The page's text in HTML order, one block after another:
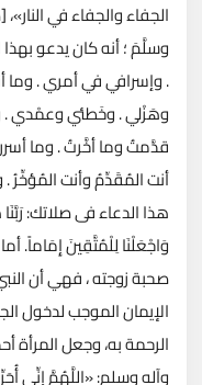
الجفاء والجفاء في
وسلَّمَ ؛ أنه كان يدعو
. وإسرافي في أمري . وما
وهَزْلي . وخَطئي وعمْدي .
قدَّمتُ وما أخَّرتُ . وما
أنت المُقَدِّمُ وأنت
هذا الدعاء فى صلاتك: رَبَّنَا
وَاجْعَلْنَا لِلْمُتَّقِينَ إِمَاماً.
صحبة زوجته ، فهي أن
الإيمان الموجب لدخول
الرحمة به، وجعل المرأة
وآله وسلم: «اللَّهُمَّ إنِّي